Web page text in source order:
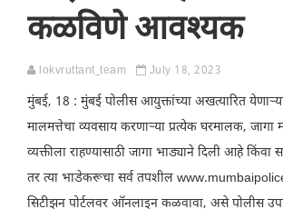
कळविणे आवश्यक
lokvruttant_team July 18, 2023
मुंबई, 18 : मुंबई पोलीस आयुक्तांच्या अखत्यारित
मालमत्तेचा व्यवसाय करणाऱ्या प्रत्येक घरमालक, जागा
व्यक्तीला राहण्यासाठी जागा भाड्याने दिली आहे
तर त्या भाडेकरूचा सर्व तपशील
सिटीझन पोर्टलवर ऑनलाइन कळवावा, असे पोलीस